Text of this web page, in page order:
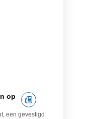
op
een gevestigd